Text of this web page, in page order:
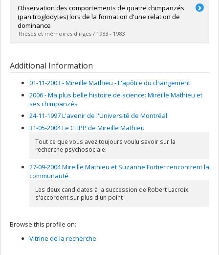
Graduate :Mignault, Christiane
Cycle :Master's
Grade :M. Sc.
Lien vers le document dans Papyrus
Observation des comportements de quatre chimpanzés
(pan troglodytes) lors de la formation d'une relation de
dominance
Thèses et mémoires dirigés / 1983 - 1983
Cycle :Master's
Grade :M. Sc.
Lien vers le document dans Papyrus
Additional Information
01-11-2003 - Mireille Mathieu - L'apôtre du changement
2006 - Ma plus belle histoire de science: Mireille Mathieu et
ses chimpanzés
24-11-1997 L'avenir de l'Université de Montréal
31-05-2004 Le CLIPP de Mireille Mathieu
Tout ce que vous avez toujours voulu savoir sur la
recherche psychosociale.
27-09-2004 Mireille Mathieu et Suzanne Fortier rencontrent la
communauté
Les deux candidates à la succession de Robert Lacroix
s'accordent sur plus d'un point
Browse this profile on:
Vitrine de la recherche